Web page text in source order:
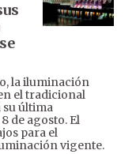
la iluminación
el tradicional
su última
de agosto. El
para el
vigente.